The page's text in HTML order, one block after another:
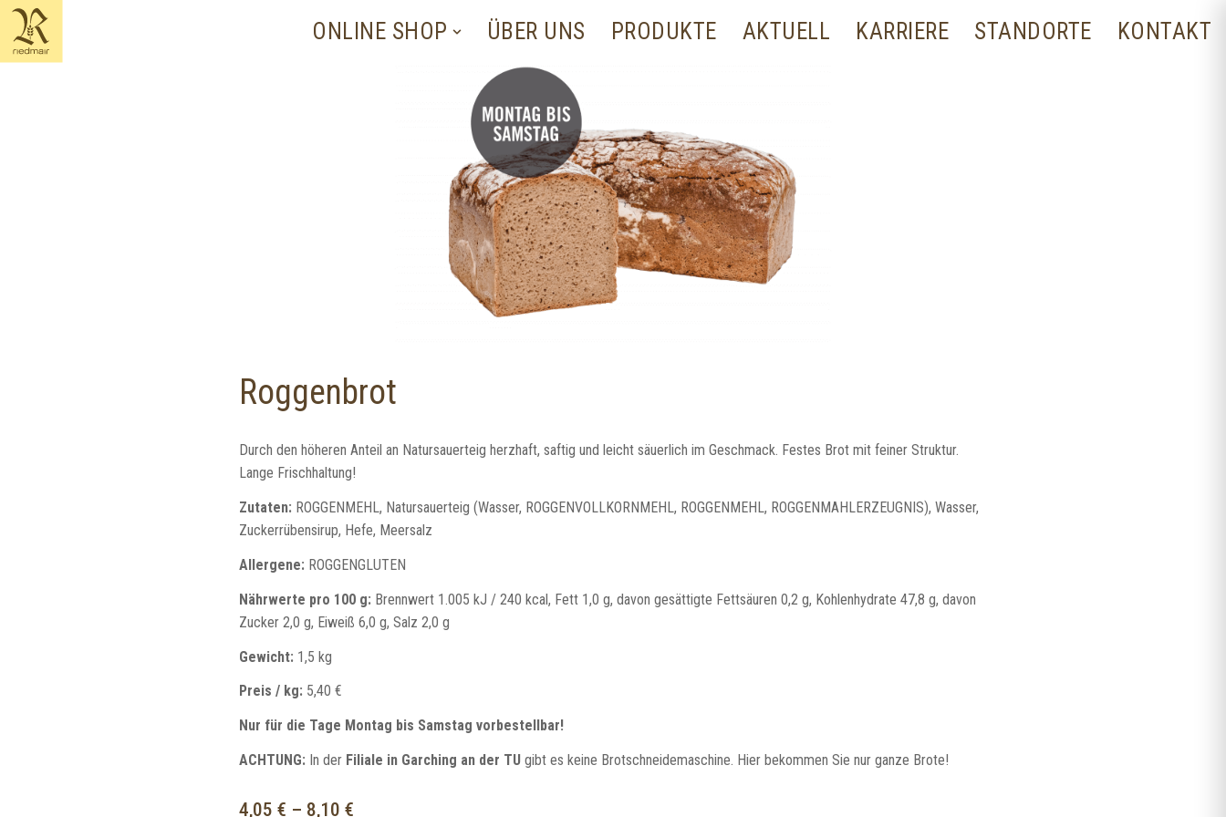
content
ONLINE SHOP ÜBER UNS PRODUKTE AKTUELL KARRIERE STANDORTE KONTAKT
Roggenbrot
Durch den höheren Anteil an Natursauerteig herzhaft, saftig und leicht säuerlich im Geschmack. Festes Brot mit feiner Struktur.
Lange Frischhaltung!
Zutaten: ROGGENMEHL, Natursauerteig (Wasser, ROGGENVOLLKORNMEHL, ROGGENMEHL, ROGGENMAHLERZEUGNIS), Wasser,
Zuckerrübensirup, Hefe, Meersalz
Allergene: ROGGENGLUTEN
Nährwerte pro 100 g: Brennwert 1.005 kJ / 240 kcal, Fett 1,0 g, davon gesättigte Fettsäuren 0,2 g, Kohlenhydrate 47,8 g, davon
Zucker 2,0 g, Eiweiß 6,0 g, Salz 2,0 g
Gewicht: 1,5 kg
Preis / kg: 5,40 €
Nur für die Tage Montag bis Samstag vorbestellbar!
ACHTUNG: In der Filiale in Garching an der TU gibt es keine Brotschneidemaschine. Hier bekommen Sie nur ganze Brote!
4,05 € – 8,10 €